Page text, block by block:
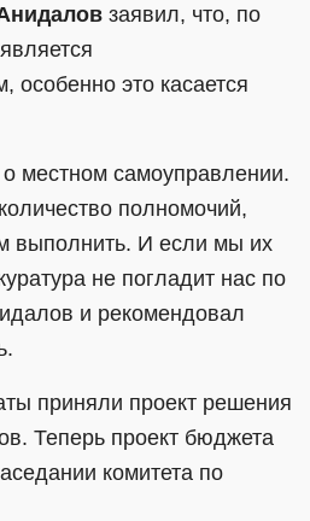
заявил, что, по
особенно это касается
местном самоуправлении.
полномочий,
выполнить. И если мы их
не погладит нас по
и рекомендовал
приняли проект решения
Теперь проект бюджета
комитета по